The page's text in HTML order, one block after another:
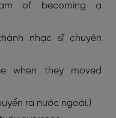
of becoming a
nhạc sĩ chuyên
when they moved
ra nước ngoài.)